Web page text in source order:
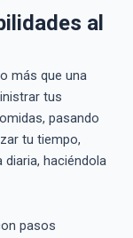
al
más que una
tus
pasando
tu tiempo,
haciéndola
pasos